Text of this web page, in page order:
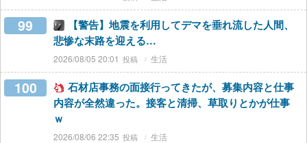
99
【警告】地震を利用してデマを垂れ流した人間、
悲惨な末路を迎える…
2026/08/05 20:01 生活
100
石材店事務の面接行ってきたが、募集内容と仕事
内容が全然違った。接客と清掃、草取りとかが仕事
ｗ
2026/08/06 22:35 生活